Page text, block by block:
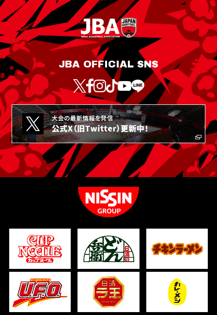
JBA OFFICIAL SNS